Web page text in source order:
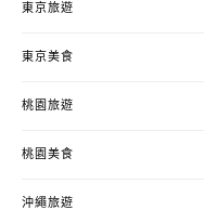
東京旅遊
東京美食
桃園旅遊
桃園美食
沖繩旅遊